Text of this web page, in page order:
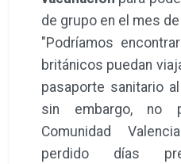
de grupo en el mes
"Podríamos
británicos puedan
pasaporte sanitario
sin embargo, no
Comunidad
perdido días